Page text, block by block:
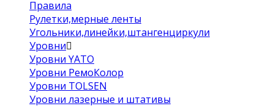
Правила
Рулетки,мерные ленты
Угольники,линейки,штангенциркули
Уровни
Уровни YATO
Уровни РемоКолор
Уровни TOLSEN
Уровни лазерные и штативы